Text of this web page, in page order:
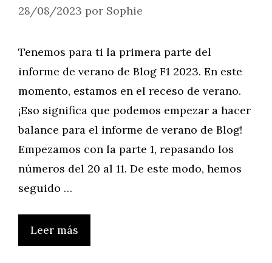
28/08/2023 por Sophie
Tenemos para ti la primera parte del
informe de verano de Blog F1 2023. En este
momento, estamos en el receso de verano.
¡Eso significa que podemos empezar a hacer
balance para el informe de verano de Blog!
Empezamos con la parte 1, repasando los
números del 20 al 11. De este modo, hemos
seguido …
Leer más